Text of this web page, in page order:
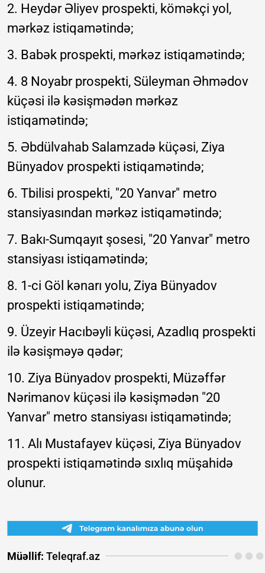
2. Heydər Əliyev prospekti, köməkçi yol,
mərkəz istiqamətində;
3. Babək prospekti, mərkəz istiqamətində;
4. 8 Noyabr prospekti, Süleyman Əhmədov
küçəsi ilə kəsişmədən mərkəz
istiqamətində;
5. Əbdülvahab Salamzadə küçəsi, Ziya
Bünyadov prospekti istiqamətində;
6. Tbilisi prospekti, "20 Yanvar" metro
stansiyasından mərkəz istiqamətində;
7. Bakı-Sumqayıt şosesi, "20 Yanvar" metro
stansiyası istiqamətində;
8. 1-ci Göl kənarı yolu, Ziya Bünyadov
prospekti istiqamətində;
9. Üzeyir Hacıbəyli küçəsi, Azadlıq prospekti
ilə kəsişməyə qədər;
10. Ziya Bünyadov prospekti, Müzəffər
Nərimanov küçəsi ilə kəsişmədən "20
Yanvar" metro stansiyası istiqamətində;
11. Alı Mustafayev küçəsi, Ziya Bünyadov
prospekti istiqamətində sıxlıq müşahidə
olunur.
Müəllif: Teleqraf.az